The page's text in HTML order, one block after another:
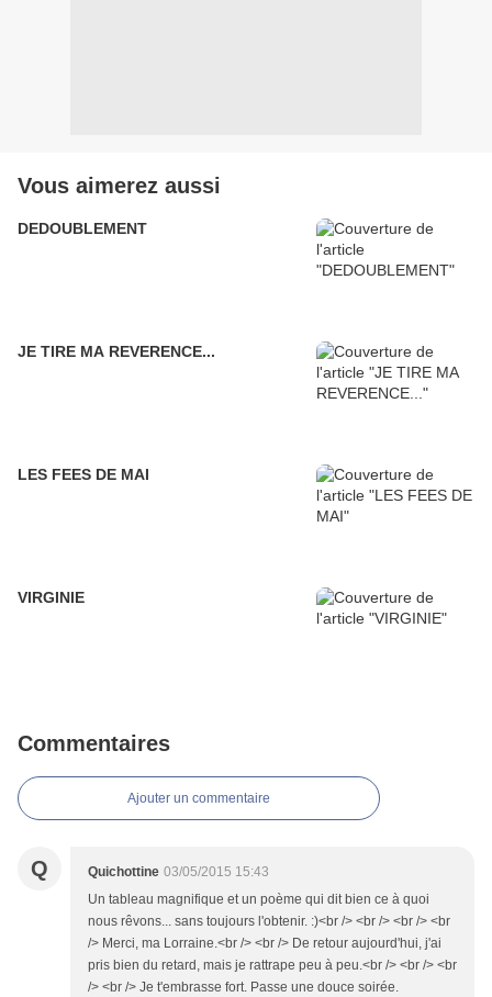
Vous aimerez aussi
DEDOUBLEMENT
JE TIRE MA REVERENCE...
LES FEES DE MAI
VIRGINIE
Commentaires
Ajouter un commentaire
Q Quichottine 03/05/2015 15:43
Un tableau magnifique et un poème qui dit bien ce à quoi
nous rêvons... sans toujours l'obtenir. :)<br /> <br /> <br /> <br
/> Merci, ma Lorraine.<br /> <br /> De retour aujourd'hui, j'ai
pris bien du retard, mais je rattrape peu à peu.<br /> <br /> <br
/> <br /> Je t'embrasse fort. Passe une douce soirée.